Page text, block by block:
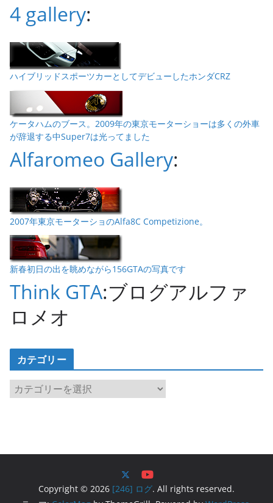
4 gallery:
ハイブリッドスポーツカーとしてデビューしたホンダCRZ
ケータハムのブース。2009年の東京モーターショーは多くの外車
が辞退する中Super7は光ってました
Alfaromeo Gallery:
2007年東京モーターショのAlfa8C Competizione。
新春初日の出を眺めながら156GTAの写真です
Think GTA:ブログアルファ
ロメオ
カテゴリー
カ
Copyright © 2026 [246] ログ. All rights reserved.